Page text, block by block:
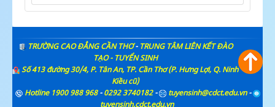
TRƯỜNG CAO ĐẲNG CẦN THƠ- TRUNG TÂM LIÊN KẾT ĐÀO
TẠO - TUYỂN SINH
Số 413 đường 30/4, P. Tân An, TP. Cần Thơ (P. Hưng Lợi, Q. Ninh
Kiều cũ)
Hotline 1900 988 968-0292 3740182- tuyensinh@cdct.edu.vn-
tuyensinh.cdct.edu.vn